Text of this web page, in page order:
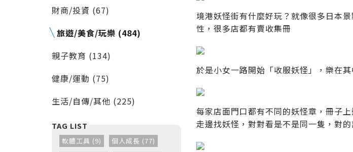
財商/投資 (67)
旅遊/美食/玩樂 (484)
親子教育 (134)
健康/運動 (75)
生活/自傳/其他 (225)
軟體工具 (9)
個人成長 (77)
境港妖怪街有什麼好玩？就像很多日本
性，很多店都有賣收集冊
於是小女一路開始「收服妖怪」，樂在
每家店面門口都有不同的妖怪章，冊子
走邊找妖怪，對對看是不是同一隻，對的